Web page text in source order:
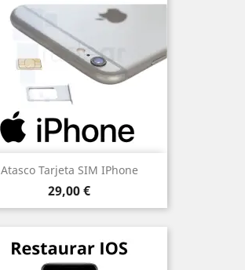
Atasco Tarjeta SIM IPhone
Precio
29,00 €